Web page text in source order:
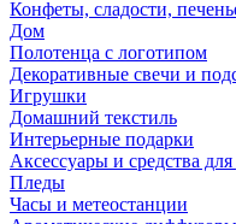
Конфеты, сладости,
Дом
Полотенца с логотипом
Декоративные свечи и
Игрушки
Домашний текстиль
Интерьерные подарки
Аксессуары и средства для
Пледы
Часы и метеостанции